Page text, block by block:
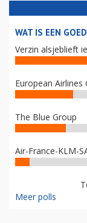
WAT IS EEN
Verzin alsjeblieft
European Airlines
The Blue Group
Air-France-KLM-
Meer polls